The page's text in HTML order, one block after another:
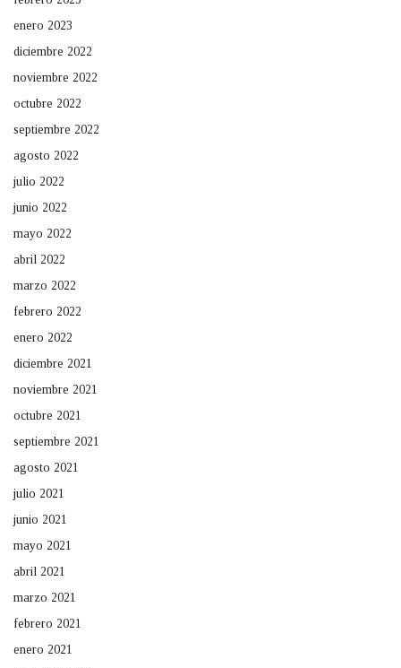
enero 2023
diciembre 2022
noviembre 2022
octubre 2022
septiembre 2022
agosto 2022
julio 2022
junio 2022
mayo 2022
abril 2022
marzo 2022
febrero 2022
enero 2022
diciembre 2021
noviembre 2021
octubre 2021
septiembre 2021
agosto 2021
julio 2021
junio 2021
mayo 2021
abril 2021
marzo 2021
febrero 2021
enero 2021